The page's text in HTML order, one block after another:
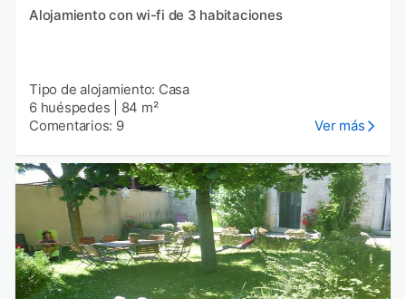
Alojamiento con wi-fi de 3 habitaciones
Tipo de alojamiento: Casa
6 huéspedes
84 m²
Comentarios: 9
Ver más